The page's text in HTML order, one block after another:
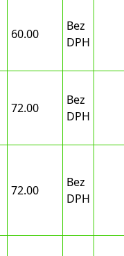
60.00
Bez
DPH
72.00
Bez
DPH
72.00
Bez
DPH